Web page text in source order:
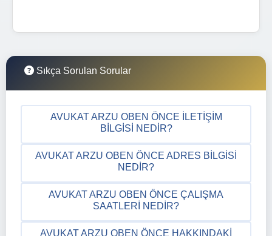
Sıkça Sorulan Sorular
AVUKAT ARZU OBEN ÖNCE İLETIŞIM
BILGISI NEDIR?
AVUKAT ARZU OBEN ÖNCE ADRES BILGISI
NEDIR?
AVUKAT ARZU OBEN ÖNCE ÇALIŞMA
SAATLERI NEDIR?
AVUKAT ARZU OBEN ÖNCE HAKKINDAKI